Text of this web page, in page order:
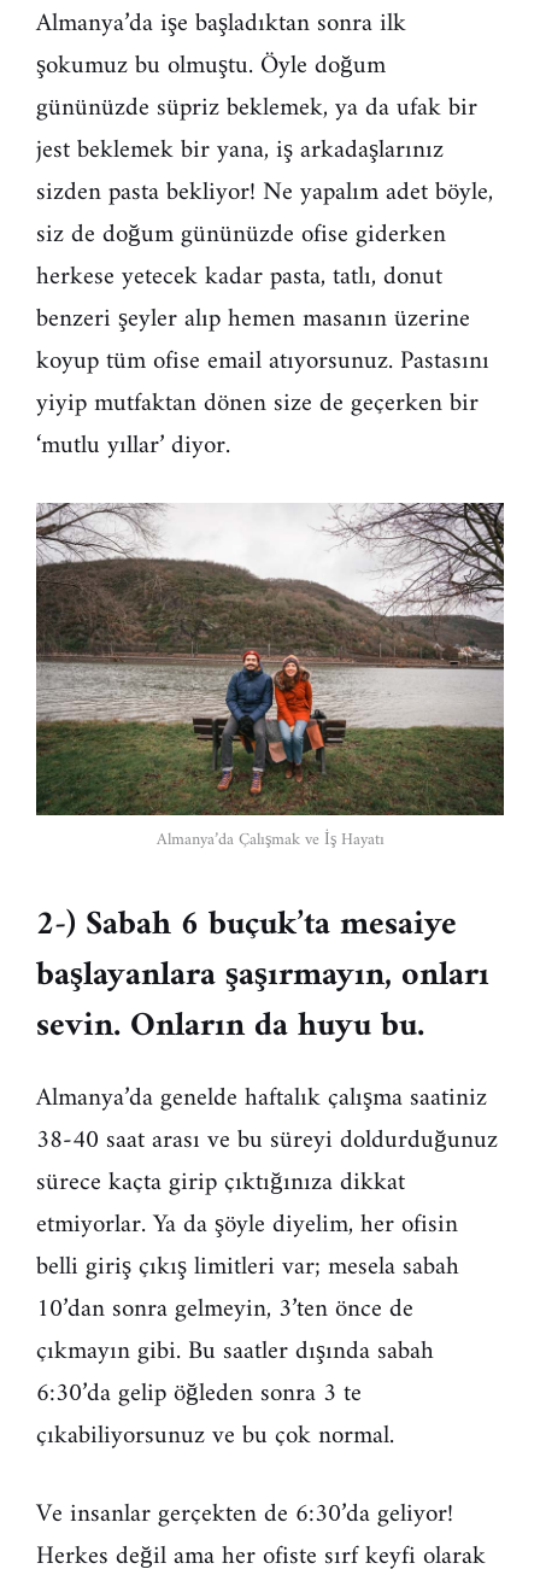
Almanya’da işe başladıktan sonra ilk
şokumuz bu olmuştu. Öyle doğum
gününüzde süpriz beklemek, ya da ufak bir
jest beklemek bir yana, iş arkadaşlarınız
sizden pasta bekliyor! Ne yapalım adet böyle,
siz de doğum gününüzde ofise giderken
herkese yetecek kadar pasta, tatlı, donut
benzeri şeyler alıp hemen masanın üzerine
koyup tüm ofise email atıyorsunuz. Pastasını
yiyip mutfaktan dönen size de geçerken bir
‘mutlu yıllar’ diyor.
Almanya’da Çalışmak ve İş Hayatı
2-) Sabah 6 buçuk’ta mesaiye
başlayanlara şaşırmayın, onları
sevin. Onların da huyu bu.
Almanya’da genelde haftalık çalışma saatiniz
38-40 saat arası ve bu süreyi doldurduğunuz
sürece kaçta girip çıktığınıza dikkat
etmiyorlar. Ya da şöyle diyelim, her ofisin
belli giriş çıkış limitleri var; mesela sabah
10’dan sonra gelmeyin, 3’ten önce de
çıkmayın gibi. Bu saatler dışında sabah
6:30’da gelip öğleden sonra 3 te
çıkabiliyorsunuz ve bu çok normal.
Ve insanlar gerçekten de 6:30’da geliyor!
Herkes değil ama her ofiste sırf keyfi olarak